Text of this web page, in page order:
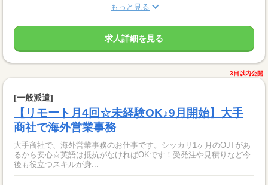
もっと見る
求人詳細を見る
3日以内公開
[一般派遣]
【リモート月4回☆未経験OK♪9月開始】大手
商社で海外営業事務
大手商社で、海外営業事務のお仕事です。シッカリ1ヶ月のOJTがあ
るから安心☆英語は抵抗がなければOKです！受発注や見積りなど今
後も役立つスキルが身...